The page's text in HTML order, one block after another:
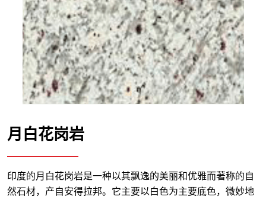
月白花岗岩
印度的月白花岗岩是一种以其飘逸的美丽和优雅而著称的自
然石材，产自安得拉邦。它主要以白色为主要底色，微妙地